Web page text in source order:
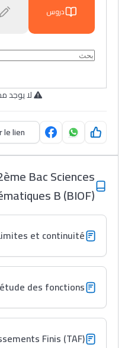
دروس
لا يوجد
le lien
Bac Sciences
B (BIOF)
et continuité
des fonctions
Finis (TAF)